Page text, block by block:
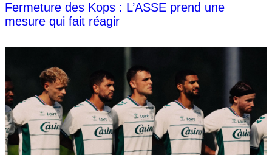
Fermeture des Kops : L’ASSE prend une
mesure qui fait réagir